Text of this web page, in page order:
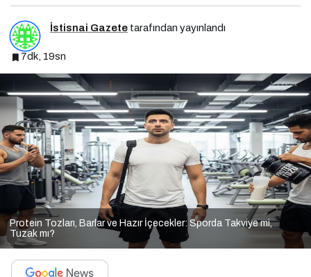
İstisnai Gazete tarafından yayınlandı
7dk, 19sn
Protein Tozları, Barlar ve Hazır İçecekler: Sporda Takviye mi,
Tuzak mı?